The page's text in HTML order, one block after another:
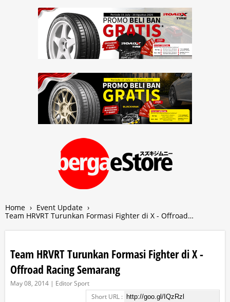
Home › Event Update ›
Team HRVRT Turunkan Formasi Fighter di X - Offroad…
Team HRVRT Turunkan Formasi Fighter di X -
Offroad Racing Semarang
May 08, 2014 | Editor Sport
Short URL :